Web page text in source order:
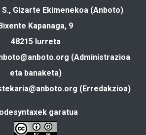
Gizarte Ekimenekoa (Anboto)
Bixente Kapanaga, 9
48215 Iurreta
(Administrazioa
eta banaketa)
(Erredakzioa)
garatua